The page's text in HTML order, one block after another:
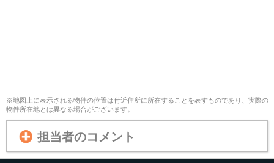
※地図上に表示される物件の位置は付近住所に所在することを表すものであり、実際の
物件所在地とは異なる場合がございます。
担当者のコメント